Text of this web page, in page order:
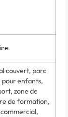
couvert, parc
enfants,
zone de
de formation,